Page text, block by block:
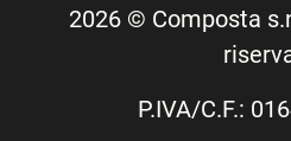
2026 © Composta
P.IVA/C.F.: